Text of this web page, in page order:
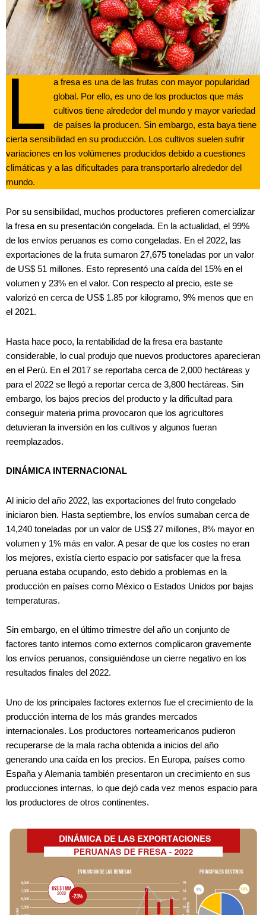
L
a fresa es una de las frutas con mayor popularidad
global. Por ello, es uno de los productos que más
cultivos tiene alrededor del mundo y mayor variedad
de países la producen. Sin embargo, esta baya tiene
cierta sensibilidad en su producción. Los cultivos suelen sufrir
variaciones en los volúmenes producidos debido a cuestiones
climáticas y a las dificultades para transportarlo alrededor del
mundo.
Por su sensibilidad, muchos productores prefieren comercializar
la fresa en su presentación congelada. En la actualidad, el 99%
de los envíos peruanos es como congeladas. En el 2022, las
exportaciones de la fruta sumaron 27,675 toneladas por un valor
de US$ 51 millones. Esto representó una caída del 15% en el
volumen y 23% en el valor. Con respecto al precio, este se
valorizó en cerca de US$ 1.85 por kilogramo, 9% menos que en
el 2021.
Hasta hace poco, la rentabilidad de la fresa era bastante
considerable, lo cual produjo que nuevos productores aparecieran
en el Perú. En el 2017 se reportaba cerca de 2,000 hectáreas y
para el 2022 se llegó a reportar cerca de 3,800 hectáreas. Sin
embargo, los bajos precios del producto y la dificultad para
conseguir materia prima provocaron que los agricultores
detuvieran la inversión en los cultivos y algunos fueran
reemplazados.
DINÁMICA INTERNACIONAL
Al inicio del año 2022, las exportaciones del fruto congelado
iniciaron bien. Hasta septiembre, los envíos sumaban cerca de
14,240 toneladas por un valor de US$ 27 millones, 8% mayor en
volumen y 1% más en valor. A pesar de que los costes no eran
los mejores, existía cierto espacio por satisfacer que la fresa
peruana estaba ocupando, esto debido a problemas en la
producción en países como México o Estados Unidos por bajas
temperaturas.
Sin embargo, en el último trimestre del año un conjunto de
factores tanto internos como externos complicaron gravemente
los envíos peruanos, consiguiéndose un cierre negativo en los
resultados finales del 2022.
Uno de los principales factores externos fue el crecimiento de la
producción interna de los más grandes mercados
internacionales. Los productores norteamericanos pudieron
recuperarse de la mala racha obtenida a inicios del año
generando una caída en los precios. En Europa, países como
España y Alemania también presentaron un crecimiento en sus
producciones internas, lo que dejó cada vez menos espacio para
los productores de otros continentes.